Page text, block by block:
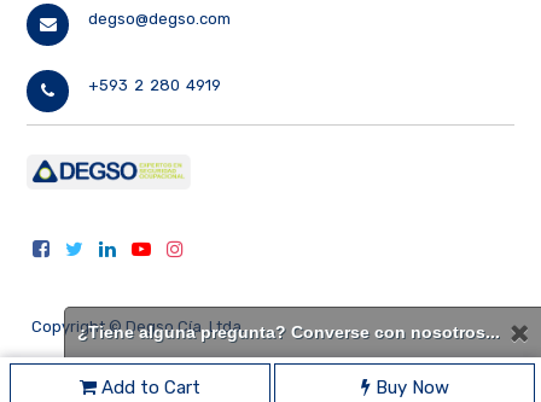
Add to Cart Buy Now
degso@degso.com
+593 2 280 4919
Copyright © Degso Cía. Ltda.
¿Tiene alguna pregunta? Converse con nosotros...